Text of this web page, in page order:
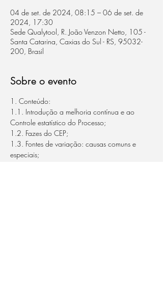
04 de set. de 2024, 08:15 – 06 de set. de
2024, 17:30
Sede Qualytool, R. João Venzon Netto, 105 -
Santa Catarina, Caxias do Sul - RS, 95032-
200, Brasil
Sobre o evento
1. Conteúdo:
1.1. Introdução a melhoria contínua e ao
Controle estatístico do Processo;
1.2. Fazes do CEP;
1.3. Fontes de variação: causas comuns e
especiais;